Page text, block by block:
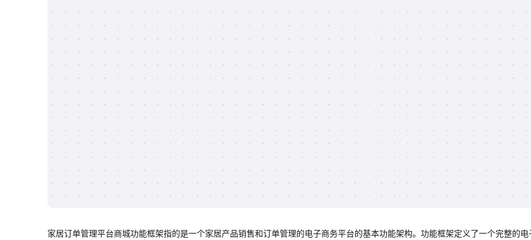
家居订单管理平台商城功能框架指的是一个家居产品销售和订单管理的电子商务平台的基本功能架构。功能框架定义了一个完整的电